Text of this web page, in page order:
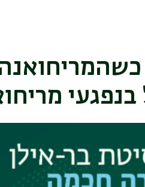
#8 -
מהמחלקה
עקבו אחרינו גם